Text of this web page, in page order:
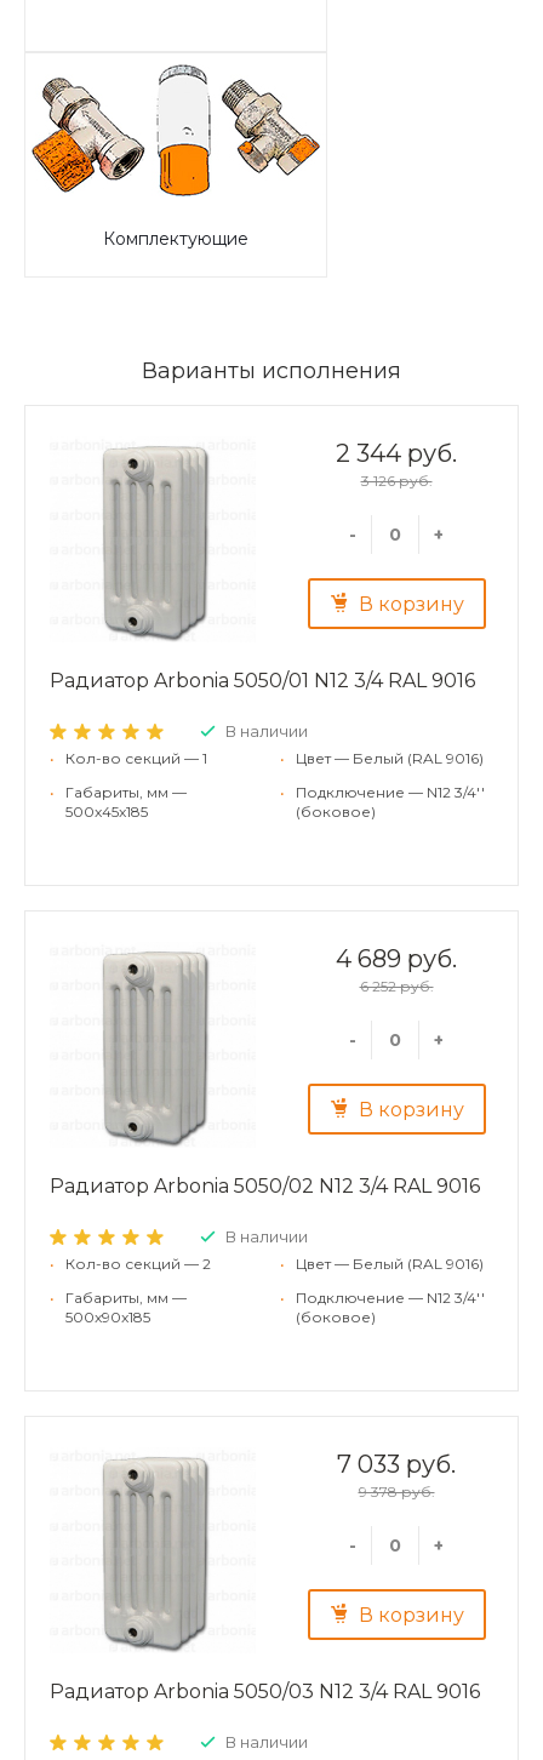
Комплектующие
Варианты исполнения
2 344 руб.
3 126 руб.
- +
В корзину
Радиатор Arbonia 5050/01 N12 3/4 RAL 9016
В наличии
•
Кол-во секций — 1
•
Габариты, мм —
500x45x185
•
Цвет — Белый (RAL 9016)
•
Подключение — N12 3/4''
(боковое)
4 689 руб.
6 252 руб.
- +
В корзину
Радиатор Arbonia 5050/02 N12 3/4 RAL 9016
В наличии
•
Кол-во секций — 2
•
Габариты, мм —
500x90x185
•
Цвет — Белый (RAL 9016)
•
Подключение — N12 3/4''
(боковое)
7 033 руб.
9 378 руб.
- +
В корзину
Радиатор Arbonia 5050/03 N12 3/4 RAL 9016
В наличии